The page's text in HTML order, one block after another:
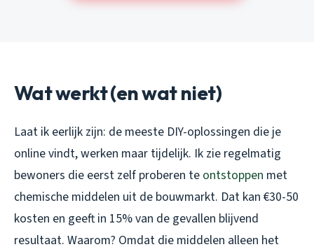
Wat werkt (en wat niet)
Laat ik eerlijk zijn: de meeste DIY-oplossingen die je
online vindt, werken maar tijdelijk. Ik zie regelmatig
bewoners die eerst zelf proberen te ontstoppen met
chemische middelen uit de bouwmarkt. Dat kan €30-50
kosten en geeft in 15% van de gevallen blijvend
resultaat. Waarom? Omdat die middelen alleen het